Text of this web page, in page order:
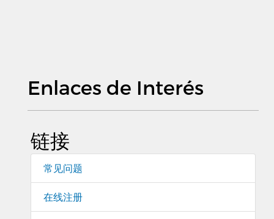
Enlaces de Interés
链接
常见问题
在线注册